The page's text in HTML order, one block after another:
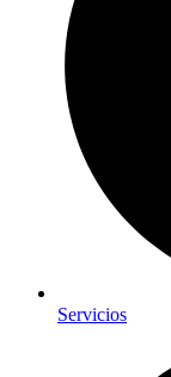
Servicios